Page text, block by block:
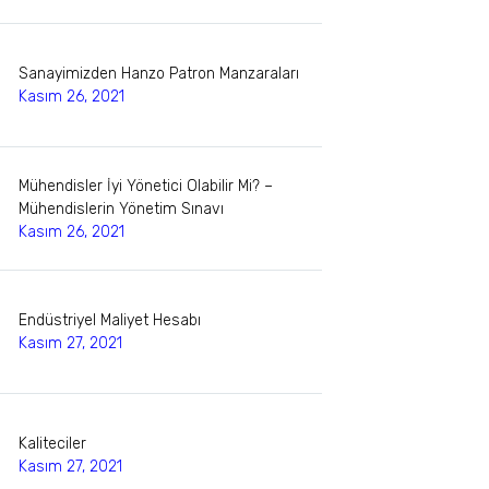
Sanayimizden Hanzo Patron Manzaraları
Kasım 26, 2021
Mühendisler İyi Yönetici Olabilir Mi? –
Mühendislerin Yönetim Sınavı
Kasım 26, 2021
Endüstriyel Maliyet Hesabı
Kasım 27, 2021
Kaliteciler
Kasım 27, 2021